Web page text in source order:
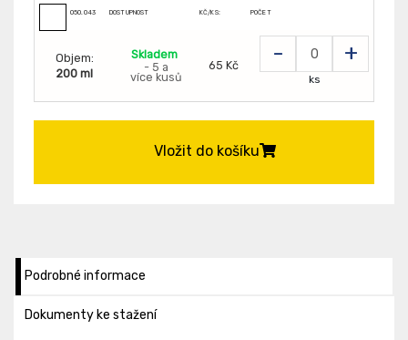
050.043 DOSTUPNOST KČ/KS: POČET
Objem:
200 ml
Skladem
- 5 a
více kusů
65 Kč - +
ks
Vložit do košíku
Podrobné informace
Dokumenty ke stažení